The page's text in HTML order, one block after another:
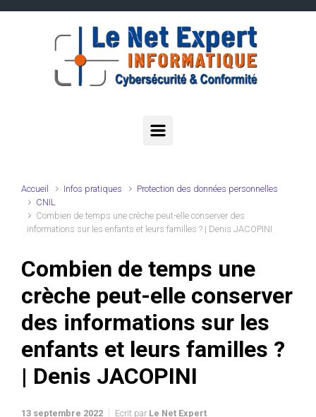
Accueil Infos pratiques
Protection des données personnelles
CNIL
Combien de temps une crèche peut-elle conserver des
informations sur les enfants et leurs familles ? | Denis JACOPINI
Combien de temps une
crèche peut-elle conserver
des informations sur les
enfants et leurs familles ?
| Denis JACOPINI
13 septembre 2022 Ecrit par Le Net Expert